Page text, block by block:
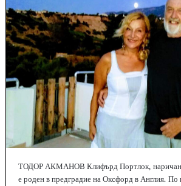
ТОДОР АКМАНОВ Клифърд Портлок, наричан
е роден в предградие на Оксфорд в Англия. По